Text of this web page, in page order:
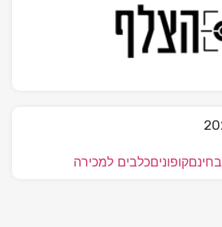
קופוניםכלבים למכירה